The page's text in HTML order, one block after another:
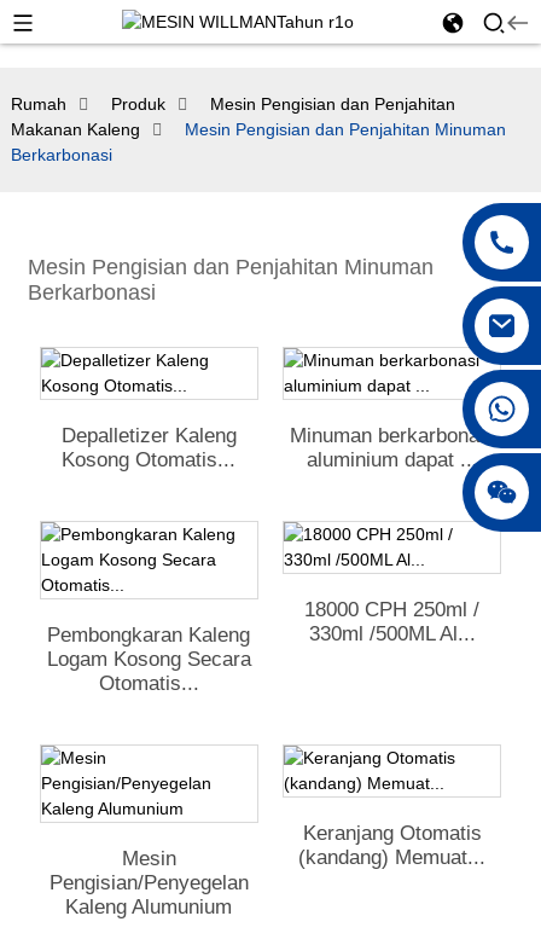
+86 18250231863
Rumah Produk
Mesin Pengisian dan Penjahitan
Makanan Kaleng
Mesin Pengisian dan Penjahitan Minuman
Berkarbonasi
Mesin Pengisian dan Penjahitan Minuman
Berkarbonasi
Depalletizer Kaleng
Kosong Otomatis...
Minuman berkarbonasi
aluminium dapat ...
Pembongkaran Kaleng
Logam Kosong Secara
Otomatis...
18000 CPH 250ml /
330ml /500ML Al...
Mesin
Pengisian/Penyegelan
Kaleng Alumunium
Keranjang Otomatis
(kandang) Memuat...